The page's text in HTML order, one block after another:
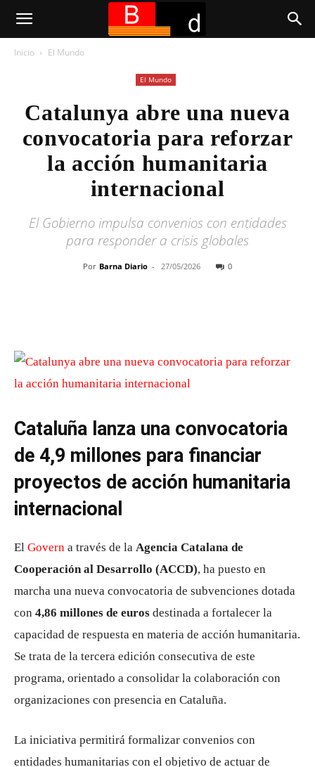
Inicio El Mundo
El Mundo
Catalunya abre una nueva
convocatoria para reforzar
la acción humanitaria
internacional
El Gobierno impulsa convenios con entidades
para responder a crisis globales
Por Barna Diario - 27/05/2026 0
Cataluña lanza una convocatoria
de 4,9 millones para financiar
proyectos de acción humanitaria
internacional
El Govern a través de la Agencia Catalana de
Cooperación al Desarrollo (ACCD), ha puesto en
marcha una nueva convocatoria de subvenciones dotada
con 4,86 millones de euros destinada a fortalecer la
capacidad de respuesta en materia de acción humanitaria.
Se trata de la tercera edición consecutiva de este
programa, orientado a consolidar la colaboración con
organizaciones con presencia en Cataluña.
La iniciativa permitirá formalizar convenios con
entidades humanitarias con el objetivo de actuar de